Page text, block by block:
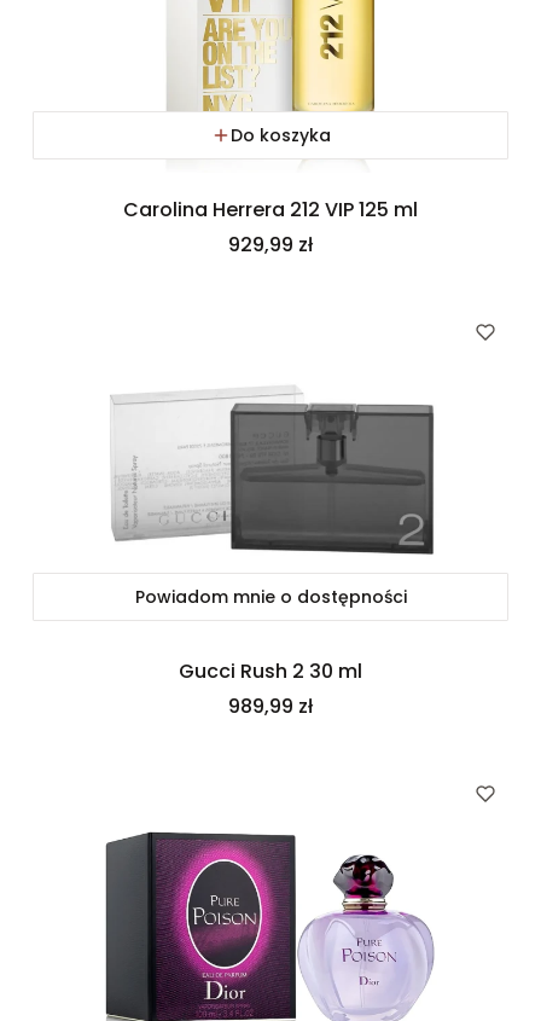
Do koszyka
Carolina Herrera 212 VIP 125 ml
Cena
929,99 zł
Powiadom mnie o dostępności
Gucci Rush 2 30 ml
Cena
989,99 zł